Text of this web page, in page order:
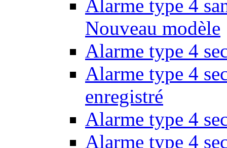
Alarme type 4
Nouveau modèle
Alarme type 4
Alarme type 4
enregistré
Alarme type 4
Alarme type 4